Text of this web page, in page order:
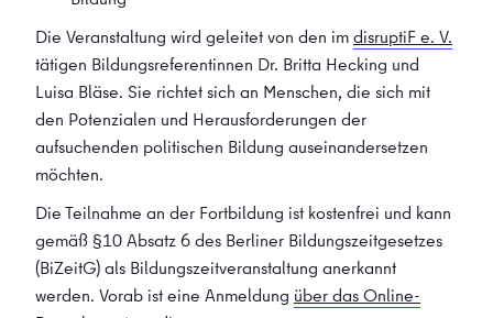
Die Veranstaltung wird geleitet von den imdisruptiF e. V.
tätigen Bildungsreferentinnen Dr. Britta Hecking und
Luisa Bläse. Sie richtet sich an Menschen, die sich mit
den Potenzialen und Herausforderungen der
aufsuchenden politischen Bildung auseinandersetzen
möchten.
Die Teilnahme an der Fortbildung ist kostenfrei und kann
gemäß §10 Absatz 6 des Berliner Bildungszeitgesetzes
(BiZeitG) als Bildungszeitveranstaltung anerkannt
werden. Vorab ist eine Anmeldung über das Online-